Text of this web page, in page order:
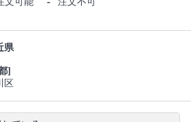
県
]
区